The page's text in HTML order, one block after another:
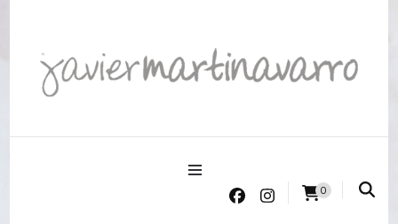
Joyería Javier Martinavarro
0